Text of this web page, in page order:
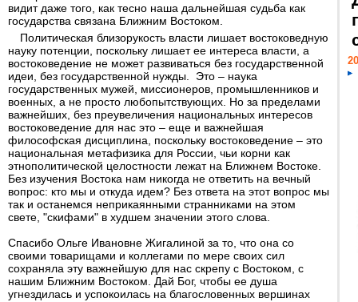
видит даже того, как тесно наша дальнейшая судьба как
государства связана Ближним Востоком.
Политическая близорукость власти лишает востоковедную
науку потенции, поскольку лишает ее интереса власти, а
востоковедение не может развиваться без государственной
идеи, без государственной нужды. Это – наука
государственных мужей, миссионеров, промышленников и
военных, а не просто любопытствующих. Но за пределами
важнейших, без преувеличения национальных интересов
востоковедение для нас это – еще и важнейшая
философская дисциплина, поскольку востоковедение – это
национальная метафизика для России, чьи корни как
этнополитической целостности лежат на Ближнем Востоке.
Без изучения Востока нам никогда не ответить на вечный
вопрос: кто мы и откуда идем? Без ответа на этот вопрос мы
так и останемся неприкаянными странниками на этом
свете, "скифами" в худшем значении этого слова.
Спасибо Ольге Ивановне Жигалиной за то, что она со
своими товарищами и коллегами по мере своих сил
сохраняла эту важнейшую для нас скрепу с Востоком, с
нашим Ближним Востоком. Дай Бог, чтобы ее душа
угнездилась и успокоилась на благословенных вершинах